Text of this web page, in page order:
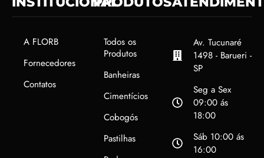
A FLORB
Fornecedores
Contatos
Todos os
Produtos
Banheiras
Cimentícios
Cobogós
Pastilhas
Av. Tucunaré
1498 - Barueri -
SP
Seg a Sex
09:00 ás
18:00
Sáb 10:00 ás
16:00